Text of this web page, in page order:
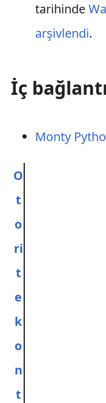
tarihinde
arşivlendi.
İç
Monty
O
t
o
ri
t
e
k
o
n
t